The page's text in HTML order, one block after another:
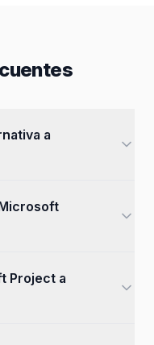
a
Project a